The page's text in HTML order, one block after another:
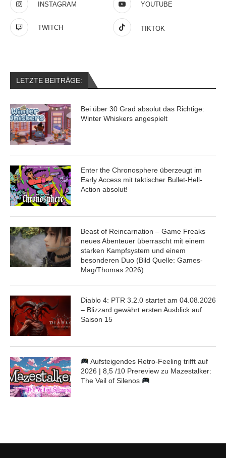
INSTAGRAM YOUTUBE
TWITCH TIKTOK
LETZTE BEITRÄGE:
Bei über 30 Grad absolut das Richtige:
Winter Whiskers angespielt
Enter the Chronosphere überzeugt im
Early Access mit taktischer Bullet-Hell-
Action absolut!
Beast of Reincarnation – Game Freaks
neues Abenteuer überrascht mit einem
starken Kampfsystem und einem
besonderen Duo (Bild Quelle: Games-
Mag/Thomas 2026)
Diablo 4: PTR 3.2.0 startet am 04.08.2026
– Blizzard gewährt ersten Ausblick auf
Saison 15
Aufsteigendes Retro-Feeling trifft auf
2026 | 8,5 /10 Prereview zu Mazestalker:
The Veil of Silenos